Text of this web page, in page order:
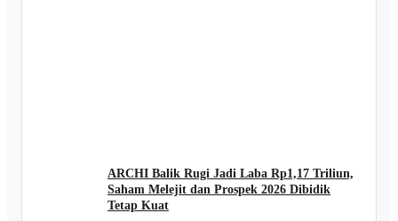
ARCHI Balik Rugi Jadi Laba Rp1,17 Triliun,
Saham Melejit dan Prospek 2026 Dibidik
Tetap Kuat